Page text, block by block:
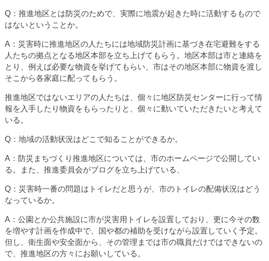
Q：推進地区とは防災のためで、実際に地震が起きた時に活動するもので
はないということか。
A：災害時に推進地区の人たちには地域防災計画に基づき在宅避難をする
人たちの拠点となる地区本部を立ち上げてもらう。地区本部は市と連絡を
とり、例えば必要な物資を挙げてもらい、市はその地区本部に物資を渡し
そこから各家庭に配ってもらう。
推進地区ではないエリアの人たちは、個々に地区防災センターに行って情
報を入手したり物資をもらったりと、個々に動いていただきたいと考えて
いる。
Q：地域の活動状況はどこで知ることができるか。
A：防災まちづくり推進地区については、市のホームページで公開してい
る。また、推進委員会がブログを立ち上げている、
Q：災害時一番の問題はトイレだと思うが、市のトイレの配備状況はどう
なっているか。
A：公園とか公共施設に市が災害用トイレを設置しており、更に今その数
を増やす計画を作成中で、国や都の補助を受けながら設置していく予定。
但し、衛生面や安全面から、その管理までは市の職員だけではできないの
で、推進地区の方々にお願いしている。